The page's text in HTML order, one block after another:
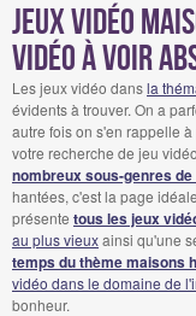
Jeux vidéo
Vidéo à voir
Les jeux vidéo dansla
évidents à trouver. On a
autre fois on s'en rappelle
votre recherche de jeu
nombreux sous-genres
hantées, c'est la page
présente tous les jeux
au plus vieuxainsi qu'une
temps du thème maisons
vidéo dans le domaine de
bonheur.